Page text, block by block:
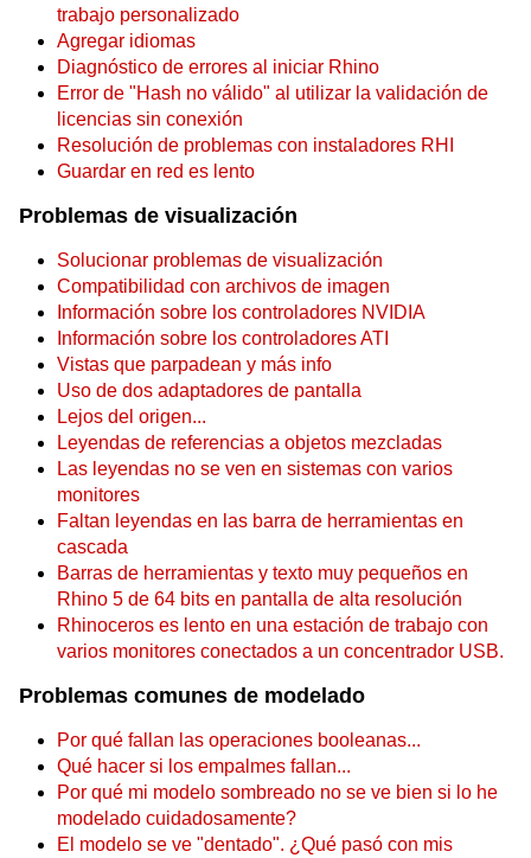
trabajo personalizado
Agregar idiomas
Diagnóstico de errores al iniciar Rhino
Error de "Hash no válido" al utilizar la validación de
licencias sin conexión
Resolución de problemas con instaladores RHI
Guardar en red es lento
Problemas de visualización
Solucionar problemas de visualización
Compatibilidad con archivos de imagen
Información sobre los controladores NVIDIA
Información sobre los controladores ATI
Vistas que parpadean y más info
Uso de dos adaptadores de pantalla
Lejos del origen...
Leyendas de referencias a objetos mezcladas
Las leyendas no se ven en sistemas con varios
monitores
Faltan leyendas en las barra de herramientas en
cascada
Barras de herramientas y texto muy pequeños en
Rhino 5 de 64 bits en pantalla de alta resolución
Rhinoceros es lento en una estación de trabajo con
varios monitores conectados a un concentrador USB.
Problemas comunes de modelado
Por qué fallan las operaciones booleanas...
Qué hacer si los empalmes fallan...
Por qué mi modelo sombreado no se ve bien si lo he
modelado cuidadosamente?
El modelo se ve "dentado". ¿Qué pasó con mis